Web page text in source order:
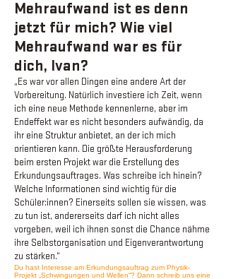
Mehraufwand ist es denn
jetzt für mich? Wie viel
Mehraufwand war es für
dich, Ivan?
„Es war vor allen Dingen eine andere Art der
Vorbereitung. Natürlich investiere ich Zeit, wenn
ich eine neue Methode kennenlerne, aber im
Endeffekt war es nicht besonders aufwändig, da
ihr eine Struktur anbietet, an der ich mich
orientieren kann. Die größte Herausforderung
beim ersten Projekt war die Erstellung des
Erkundungsauftrages. Was schreibe ich hinein?
Welche Informationen sind wichtig für die
Schüler:innen? Einerseits sollen sie wissen, was
zu tun ist, andererseits darf ich nicht alles
vorgeben, weil ich ihnen sonst die Chance nähme
ihre Selbstorganisation und Eigenverantwortung
zu stärken.“
Du hast Interesse am Erkundungsauftrag zum Physik-
Projekt „Schwingungen und Wellen“? Dann schreib uns eine